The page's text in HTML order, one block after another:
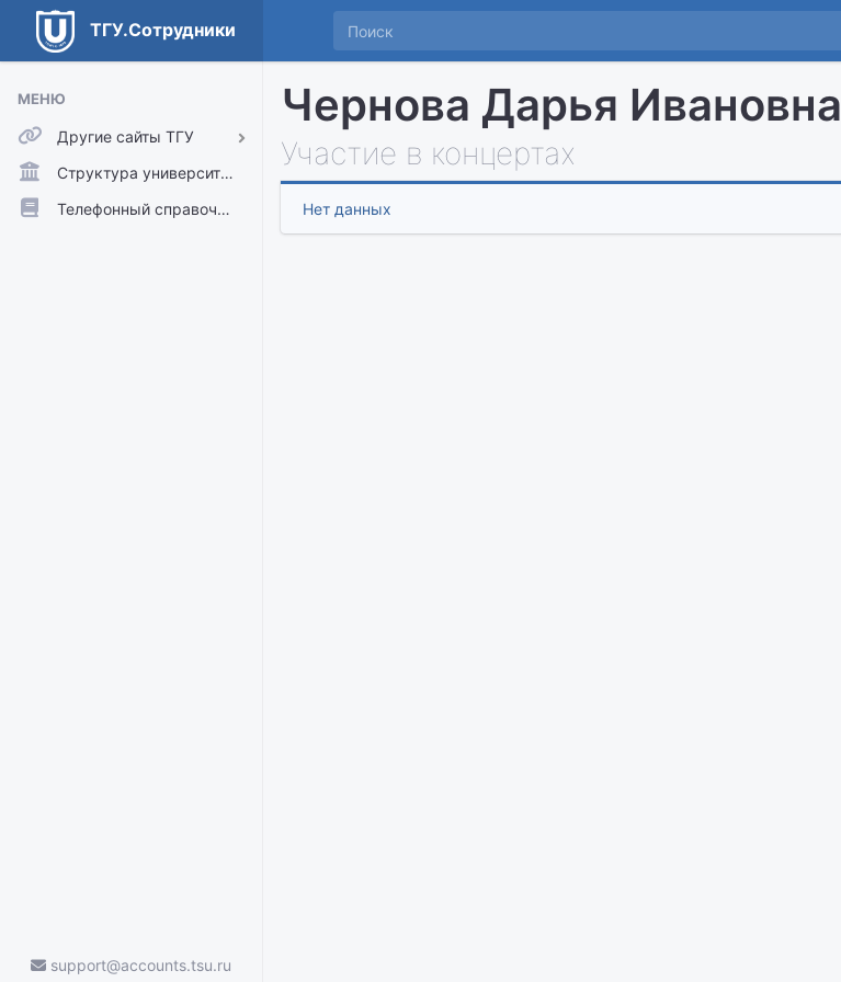
ТГУ.Сотрудники
МЕНЮ
Другие сайты ТГУ
ТГУ.Аккаунты
ТГУ.Расписание
Структура университета
Телефонный справочник
support@accounts.tsu.ru
Чернова Дарья Ивановна
Участие в концертах
Нет данных